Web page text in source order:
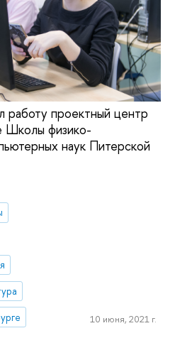
работу проектный центр
Школы физико-
наук Питерской
10 июня, 2021 г.